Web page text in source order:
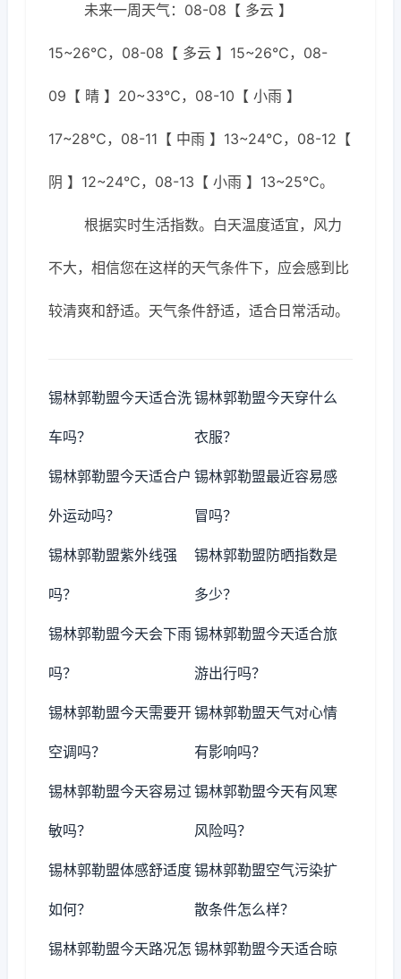
未来一周天气：08-08【 多云 】
15~26℃，08-08【 多云 】15~26℃，08-
09【 晴 】20~33℃，08-10【 小雨 】
17~28℃，08-11【 中雨 】13~24℃，08-12【
阴 】12~24℃，08-13【 小雨 】13~25℃。
根据实时生活指数。白天温度适宜，风力
不大，相信您在这样的天气条件下，应会感到比
较清爽和舒适。天气条件舒适，适合日常活动。
锡林郭勒盟今天适合洗
车吗？
锡林郭勒盟今天穿什么
衣服？
锡林郭勒盟今天适合户
外运动吗？
锡林郭勒盟最近容易感
冒吗？
锡林郭勒盟紫外线强
吗？
锡林郭勒盟防晒指数是
多少？
锡林郭勒盟今天会下雨
吗？
锡林郭勒盟今天适合旅
游出行吗？
锡林郭勒盟今天需要开
空调吗？
锡林郭勒盟天气对心情
有影响吗？
锡林郭勒盟今天容易过
敏吗？
锡林郭勒盟今天有风寒
风险吗？
锡林郭勒盟体感舒适度
如何？
锡林郭勒盟空气污染扩
散条件怎么样？
锡林郭勒盟今天路况怎 锡林郭勒盟今天适合晾